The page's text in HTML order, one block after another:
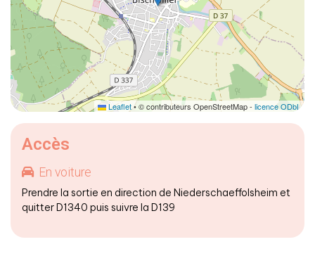
Leaflet• © contributeurs OpenStreetMap - licence ODbL
Accès
En voiture
Prendre la sortie en direction de Niederschaeffolsheim et
quitter D1340 puis suivre la D139